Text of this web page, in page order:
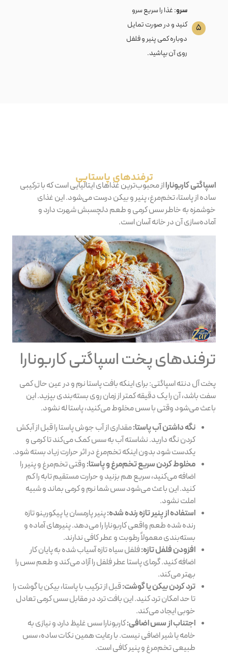
۵
سرو: غذا را سریع سرو
کنید و در صورت تمایل
دوباره کمی پنیر و فلفل
روی آن بپاشید.
‫ترفندهای‬ ‫پاستایی‬ اسپاگتی کاربونارااز محبوب‌ترین غذاهای ایتالیایی است که با ترکیبی
ساده از پاستا، تخم‌مرغ، پنیر و بیکن درست می‌شود. این غذای
خوشمزه به خاطر سس کرمی و طعم دلچسبش شهرت دارد و
آماده‌سازی آن در خانه آسان است.
ترفندهای پخت اسپاگتی کاربونارا
پخت آل دنته اسپاگتی: برای اینکه بافت پاستا نرم و در عین حال کمی
سفت باشد، آن را یک دقیقه کمتر از زمان روی بسته‌بندی بپزید. این
باعث می‌شود وقتی با سس مخلوط می‌کنید، پاستا له نشود.
نگه داشتن آب پاستا:مقداری از آب جوش پاستا را قبل از آبکش
کردن نگه دارید. نشاسته‌ آب به سس کمک می‌کند تا کرمی و
یکدست شود بدون اینکه تخم‌مرغ در اثر حرارت زیاد بسته شود.
مخلوط کردن سریع تخم‌مرغ و پاستا:وقتی تخم‌مرغ و پنیر را
اضافه می‌کنید، سریع هم بزنید و حرارت مستقیم تابه را کم
کنید. این باعث می‌شود سس شما نرم و کرمی بماند و شبیه
املت نشود.
استفاده از پنیر تازه رنده شده:پنیر پارمسان یا پیکورینو تازه
رنده شده طعم واقعی کاربونارا را می‌دهد. پنیرهای آماده و
بسته‌بندی معمولاً رطوبت و عطر کافی ندارند.
افزودن فلفل تازه:فلفل سیاه تازه آسیاب شده به پایان کار
اضافه کنید. گرمای پاستا عطر فلفل را آزاد می‌کند و طعم سس را
بهتر می‌کند.
ترد کردن بیکن یا گوشت:قبل از ترکیب با پاستا، بیکن یا گوشت را
تا حد امکان ترد کنید. این بافت ترد در مقابل سس کرمی تعادل
خوبی ایجاد می‌کند.
اجتناب از سس اضافی:کاربونارا سس غلیظ دارد و نیازی به
خامه یا شیر اضافی نیست. با رعایت همین نکات ساده، سس
طبیعی تخم‌مرغ و پنیر کافی است.